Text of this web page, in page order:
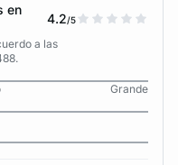
en
4.2/5
a las
Grande